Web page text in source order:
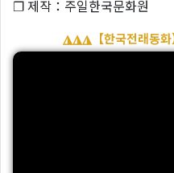
❐ 제작：주일한국문화원
◮◮◮【한국전래동